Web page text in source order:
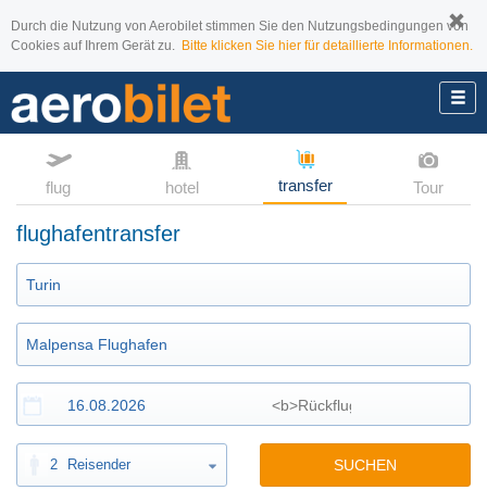
Durch die Nutzung von Aerobilet stimmen Sie den Nutzungsbedingungen von
Cookies auf Ihrem Gerät zu. Bitte klicken Sie hier für detaillierte Informationen.
flug hotel transfer Tour
flughafentransfer
2 Reisender SUCHEN